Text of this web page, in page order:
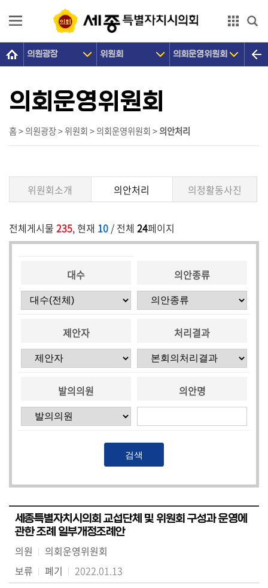
의
개
의
원
장
의
활
동
회
의
의원광장 위원회 의회운영위원회
홈 > 의원광장 > 위원회 > 의회운영위원회 >의안처리
의회운영위원회
위원회소개 의안처리 의정활동사진
전체게시물 235, 현재 10 / 전체 24페이지
대수 의안종류
제안자 처리결과
발의의원 의안명
세종특별자치시의회 교섭단체 및 위원회 구성과 운영에
관한 조례 일부개정조례안
의원
의회운영위원회
보류
폐기 2022.01.13